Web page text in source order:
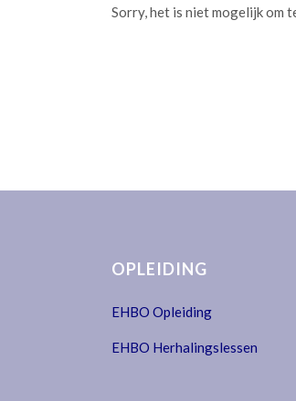
Sorry, het is niet mogelijk om
OPLEIDING
EHBO Opleiding
EHBO Herhalingslessen